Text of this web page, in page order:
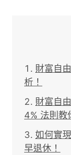
財富自
析！
財富自
4% 法則教
如何實
早退休！